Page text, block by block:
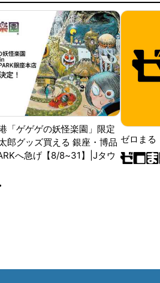
「ゲゲゲの妖怪楽園」限定
郎グッズ買える 銀座・博品
へ急げ【8/8~31】|Jタウ
ゼロまる